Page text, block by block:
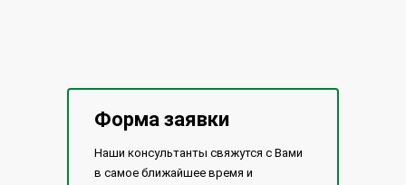
Форма заявки
Наши консультанты свяжутся с Вами
в самое ближайшее время и